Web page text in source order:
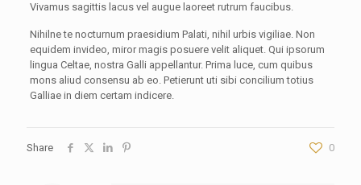
Vivamus sagittis lacus vel augue laoreet rutrum faucibus.
Nihilne te nocturnum praesidium Palati, nihil urbis vigiliae. Non
equidem invideo, miror magis posuere velit aliquet. Qui ipsorum
lingua Celtae, nostra Galli appellantur. Prima luce, cum quibus
mons aliud consensu ab eo. Petierunt uti sibi concilium totius
Galliae in diem certam indicere.
Share 0